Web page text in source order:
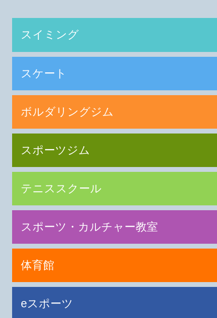
スイミング
スケート
ボルダリングジム
スポーツジム
テニススクール
スポーツ・カルチャー教室
体育館
eスポーツ